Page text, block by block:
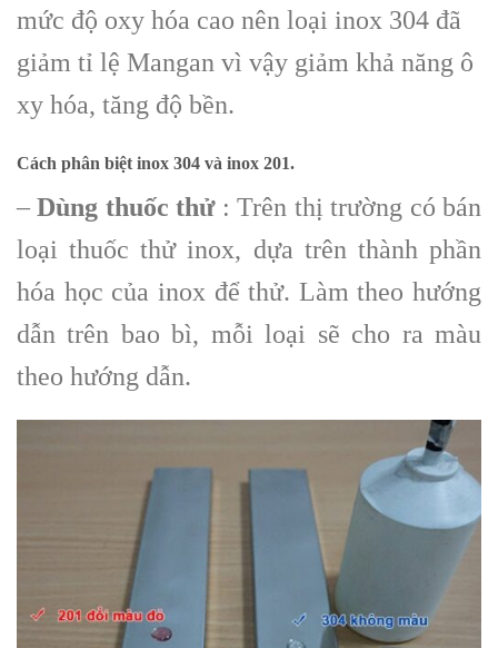
mức độ oxy hóa cao nên loại inox 304 đã
giảm tỉ lệ Mangan vì vậy giảm khả năng ô
xy hóa, tăng độ bền.
Cách phân biệt inox 304 và inox 201.
–Dùng thuốc thử: Trên thị trường có bán
loại thuốc thử inox, dựa trên thành phần
hóa học của inox để thử. Làm theo hướng
dẫn trên bao bì, mỗi loại sẽ cho ra màu
theo hướng dẫn.